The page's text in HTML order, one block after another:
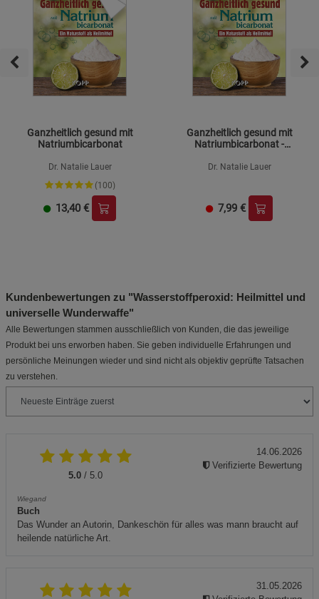
Ganzheitlich gesund mit
Natriumbicarbonat
Dr. Natalie Lauer
(100)
13,40 €
Ganzheitlich gesund mit
Natriumbicarbonat -
Dr. Natalie Lauer
7,99 €
Kundenbewertungen zu "Wasserstoffperoxid: Heilmittel und
universelle Wunderwaffe"
Alle Bewertungen stammen ausschließlich von Kunden, die das jeweilige
Produkt bei uns erworben haben. Sie geben individuelle Erfahrungen und
persönliche Meinungen wieder und sind nicht als objektiv geprüfte Tatsachen
zu verstehen.
5.0 / 5.0
Wiegand
Buch
Das Wunder an Autorin, Dankeschön für alles was mann braucht auf
heilende natürliche Art.
14.06.2026
Verifizierte Bewertung
31.05.2026